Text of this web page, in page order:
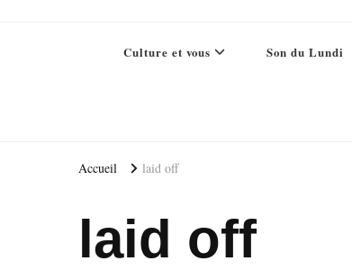
Culture et vous Son du Lundi
Accueil laid off
laid off